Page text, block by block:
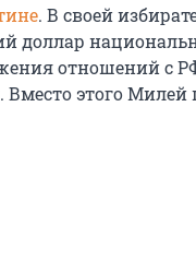
. В своей
доллар
отношений с
Вместо этого